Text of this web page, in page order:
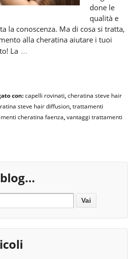
done le
qualità e
la conoscenza. Ma di cosa si tratta,
alla cheratina aiutare i tuoi
La …
con:capelli rovinati,cheratina steve hair
steve hair diffusion,trattamenti
cheratina faenza,vantaggi trattamenti